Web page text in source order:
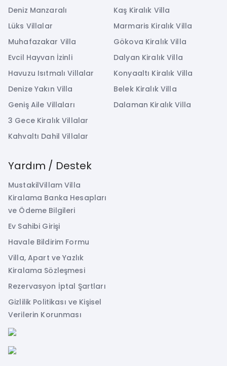
Deniz Manzaralı
Lüks Villalar
Muhafazakar Villa
Evcil Hayvan İzinli
Havuzu Isıtmalı Villalar
Denize Yakın Villa
Geniş Aile Villaları
3 Gece Kiralık Villalar
Kahvaltı Dahil Villalar
Kaş Kiralık Villa
Marmaris Kiralık Villa
Gökova Kiralık Villa
Dalyan Kiralık Villa
Konyaaltı Kiralık Villa
Belek Kiralık Villa
Dalaman Kiralık Villa
Yardım / Destek
MustakilVillam Villa
Kiralama Banka Hesapları
ve Ödeme Bilgileri
Ev Sahibi Girişi
Havale Bildirim Formu
Villa, Apart ve Yazlık
Kiralama Sözleşmesi
Rezervasyon İptal Şartları
Gizlilik Politikası ve Kişisel
Verilerin Korunması